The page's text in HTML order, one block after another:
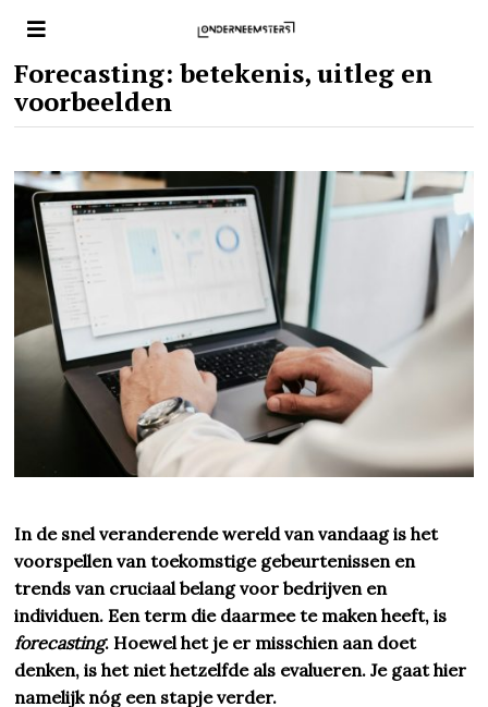
Forecasting: betekenis, uitleg en
voorbeelden
In de snel veranderende wereld van vandaag is het
voorspellen van toekomstige gebeurtenissen en
trends van cruciaal belang voor bedrijven en
individuen. Een term die daarmee te maken heeft, is
forecasting. Hoewel het je er misschien aan doet
denken, is het niet hetzelfde als evalueren. Je gaat hier
namelijk nóg een stapje verder.